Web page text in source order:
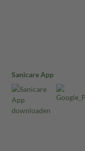
Sanicare App